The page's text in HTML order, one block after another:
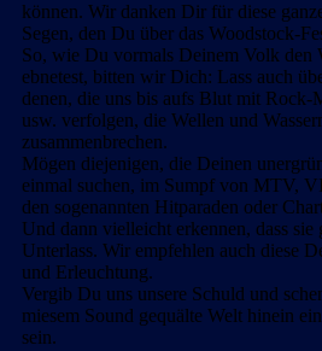
können. Wir danken Dir für diese
Segen, den Du über das Woodstock-
So, wie Du vormals Deinem Volk den
ebnetest, bitten wir Dich: Lass auch
denen, die uns bis aufs Blut mit
usw. verfolgen, die Wellen und
zusammenbrechen.
Mögen diejenigen, die Deinen
einmal suchen, im Sumpf von MTV,
den sogenannten Hitparaden oder
Und dann vielleicht erkennen, dass sie
Unterlass. Wir empfehlen auch diese
und Erleuchtung.
Vergib Du uns unsere Schuld und
miesem Sound gequälte Welt hinein
sein.